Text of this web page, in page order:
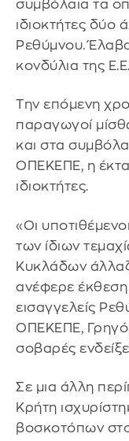
συμβόλαια τα
ιδιοκτήτες δύο
Ρεθύμνου.
κονδύλια της Ε.Ε.
Την επόμενη
παραγωγοί
και στα
ΟΠΕΚΕΠΕ, η
ιδιοκτήτες.
«Οι
των ίδιων
Κυκλάδων
ανέφερε
εισαγγελείς
ΟΠΕΚΕΠΕ,
σοβαρές
Σε μια άλλη
Κρήτη
βοσκοτόπων